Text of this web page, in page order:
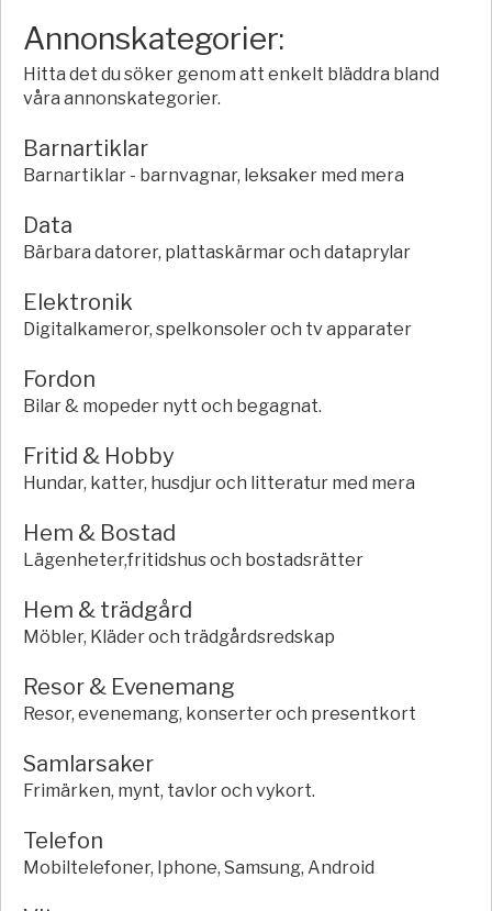
Annonskategorier:
Hitta det du söker genom att enkelt bläddra bland
våra annonskategorier.
Barnartiklar
Barnartiklar - barnvagnar, leksaker med mera
Data
Bärbara datorer, plattaskärmar och dataprylar
Elektronik
Digitalkameror, spelkonsoler och tv apparater
Fordon
Bilar & mopeder nytt och begagnat.
Fritid & Hobby
Hundar, katter, husdjur och litteratur med mera
Hem & Bostad
Lägenheter,fritidshus och bostadsrätter
Hem & trädgård
Möbler, Kläder och trädgårdsredskap
Resor & Evenemang
Resor, evenemang, konserter och presentkort
Samlarsaker
Frimärken, mynt, tavlor och vykort.
Telefon
Mobiltelefoner, Iphone, Samsung, Android